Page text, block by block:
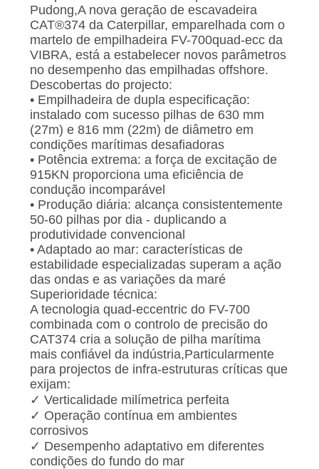
PRIVACY
POLICY
Pudong,A nova geração de escavadeira
CAT®374 da Caterpillar, emparelhada com o
martelo de empilhadeira FV-700quad-ecc da
VIBRA, está a estabelecer novos parâmetros
no desempenho das empilhadas offshore.
Descobertas do projecto:
• Empilhadeira de dupla especificação:
instalado com sucesso pilhas de 630 mm
(27m) e 816 mm (22m) de diâmetro em
condições marítimas desafiadoras
• Potência extrema: a força de excitação de
915KN proporciona uma eficiência de
condução incomparável
• Produção diária: alcança consistentemente
50-60 pilhas por dia - duplicando a
produtividade convencional
• Adaptado ao mar: características de
estabilidade especializadas superam a ação
das ondas e as variações da maré
Superioridade técnica:
A tecnologia quad-eccentric do FV-700
combinada com o controlo de precisão do
CAT374 cria a solução de pilha marítima
mais confiável da indústria,Particularmente
para projectos de infra-estruturas críticas que
exijam:
✓ Verticalidade milímetrica perfeita
✓ Operação contínua em ambientes
corrosivos
✓ Desempenho adaptativo em diferentes
condições do fundo do mar